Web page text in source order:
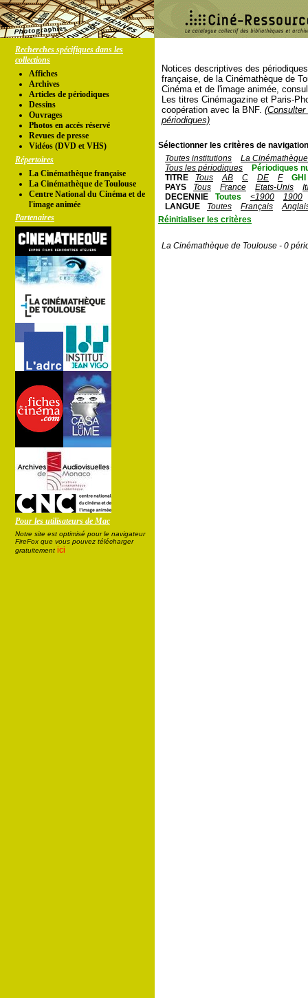
Recherches spécifiques dans les
collections
Affiches
Archives
Articles de périodiques
Dessins
Ouvrages
Photos en accés réservé
Revues de presse
Vidéos (DVD et VHS)
Répertoires
La Cinémathèque française
La Cinémathèque de Toulouse
Centre National du Cinéma et de
l'image animée
Partenaires
Pour les utilisateurs de Mac
Notre site est optimisé pour le navigateur
FireFox que vous pouvez télécharger
gratuitement ici
Notices descriptives des
française, de la Cinémathèque de
Cinéma et de l'image animée,
Les titres Cinémagazine et Paris-
coopération avec la BNF.
périodiques)
Sélectionner les critères de
Toutes institutions
La
Tous les périodiques
Périodiques
TITRE
Tous AB C DE F
GHI
PAYS
Tous France Etats-Unis
DECENNIE
Toutes <1900
1900
LANGUE
Toutes Français
Réinitialiser les critères
La Cinémathèque de Toulouse - 0